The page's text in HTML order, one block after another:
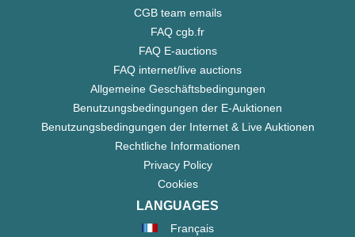
CGB team emails
FAQ cgb.fr
FAQ E-auctions
FAQ internet/live auctions
Allgemeine Geschäftsbedingungen
Benutzungsbedingungen der E-Auktionen
Benutzungsbedingungen der Internet & Live Auktionen
Rechtliche Informationen
Privacy Policy
Cookies
LANGUAGES
Français